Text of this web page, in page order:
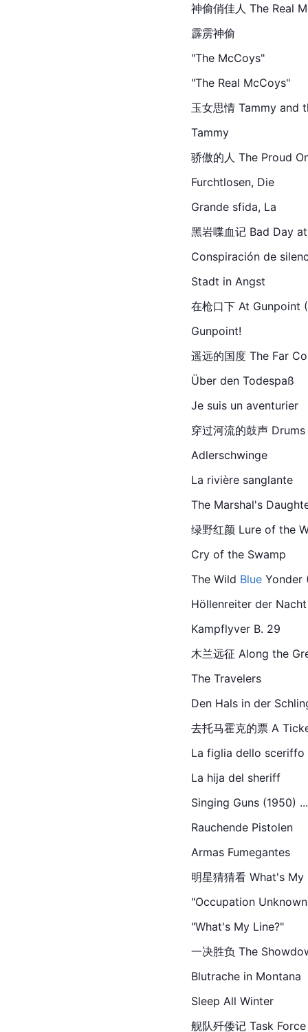
神偷俏佳人 The Real
霹雳神偷
"The McCoys"
"The Real McCoys"
玉女思情 Tammy and
Tammy
骄傲的人 The Proud
Furchtlosen, Die
Grande sfida, La
黑岩喋血记 Bad Day
Conspiración de
Stadt in Angst
在枪口下 At Gunpoint
Gunpoint!
遥远的国度 The Far
Über den Todespaß
Je suis un aventurier
穿过河流的鼓声
Adlerschwinge
La rivière sanglante
The Marshal's
绿野红颜 Lure of the
Cry of the Swamp
The Wild Blue Yonder
Höllenreiter der Nacht
Kampflyver B. 29
木兰远征 Along the
The Travelers
Den Hals in der
去托马霍克的票 A
La figlia dello sceriffo
La hija del sheriff
Singing Guns (1950)
Rauchende Pistolen
Armas Fumegantes
明星猜猜看 What's
"Occupation
"What's My Line?"
一决胜负 The
Blutrache in Montana
Sleep All Winter
舰队歼倭记 Task